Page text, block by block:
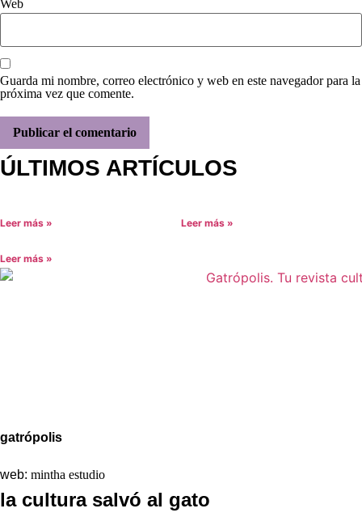
Web
Guarda mi nombre, correo electrónico y web en este navegador para la
próxima vez que comente.
ÚLTIMOS ARTÍCULOS
Leer más » Leer más »
Leer más »
gatrópolis
web: mintha estudio
la cultura salvó al gato